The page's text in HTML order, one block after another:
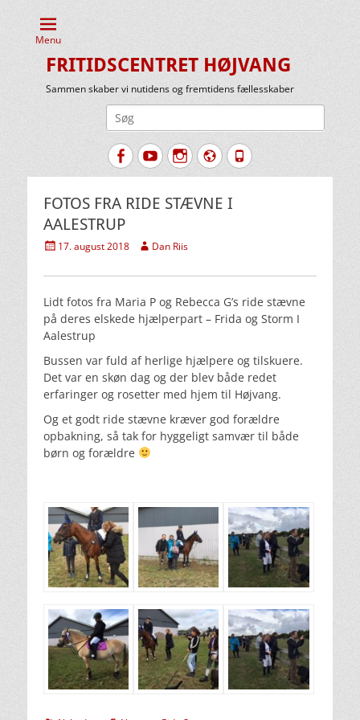
Menu
FRITIDSCENTRET HØJVANG
Sammen skaber vi nutidens og fremtidens fællesskaber
FacebookYouTubeInstagram
Website
Tlf.
FOTOS FRA RIDE STÆVNE I
AALESTRUP
Udgivet
17. august 2018 Forfatter
Dan Riis
Lidt fotos fra Maria P og Rebecca G’s ride stævne
på deres elskede hjælperpart – Frida og Storm I
Aalestrup
Bussen var fuld af herlige hjælpere og tilskuere.
Det var en skøn dag og der blev både redet
erfaringer og rosetter med hjem til Højvang.
Og et godt ride stævne kræver god forældre
opbakning, så tak for hyggeligt samvær til både
børn og forældre